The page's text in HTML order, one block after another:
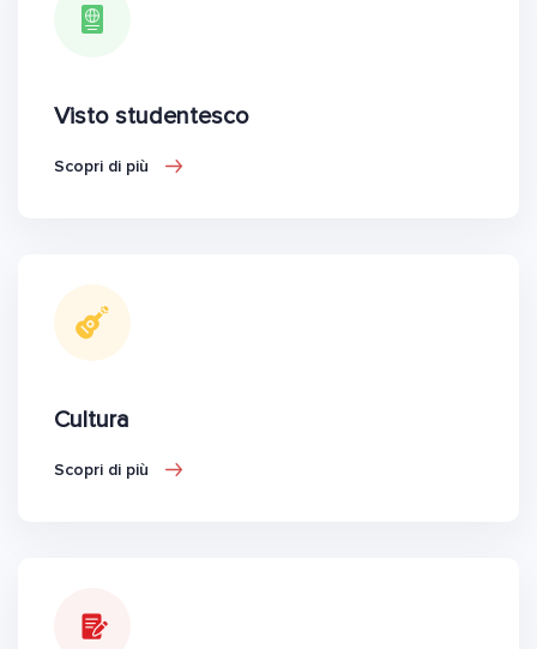
Visto studentesco
Scopri di più
Cultura
Scopri di più